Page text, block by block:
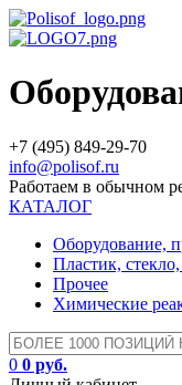
+7 (495) 849-29-70
info@polisof.ru
Работаем в обычном
КАТАЛОГ
Оборудование,
Пластик,
Прочее
Химические
0 0 руб.